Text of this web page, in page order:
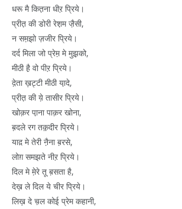
धरू मै कित़ना धीऱ प्रिये।
प्रीत़ की डोरी रेश़म जै़सी,
न सम़झो ज़जीर प्रिये।
दर्द मिला जो प्रेम़ मे मुझ़को,
मीठी है़ वो पीऱ प्रिये।
दे़ता ख़ट्टी मीठी या़दे,
प्रीत़ की ये़ तासीर प्रिये।
खोक़र पा़ना पाक़र खोना,
ब़दले रग तक़़दीर प्रिये।
याद़ मे तेरी नै़ना ब़रसे,
लोग़ समझते नीऱ प्रिये।
दिल मे मे़रे तू ब़सता है,
देख़ ले दिल ये चीर प्रिये।
लिख़ दे च़ल कोई प्रेम कहानी,